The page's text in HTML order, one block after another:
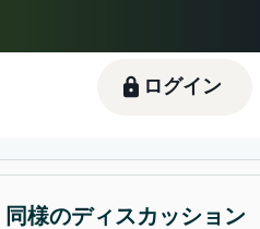
日本語 - JP English - JP
ログイン
同様のディスカッション